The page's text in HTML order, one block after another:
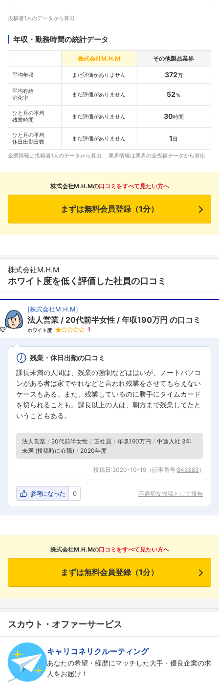
投稿者1人のデータから算出
年収・勤務時間の統計データ
株式会社M.H.M その他製品業界
平均年収 まだ評価がありません 372万
平均有給
消化率
まだ評価がありません 52 ％
ひと月の平均
残業時間
まだ評価がありません 30時間
ひと月の平均
休日出勤日数
まだ評価がありません 1日
企業情報は投稿者1人のデータから算出、 業界情報は業界の全投稿データから算出
株式会社M.H.Mの口コミをすべて見たい方へ
まずは無料会員登録（1分）
株式会社M.H.M
ホワイト度を低く評価した社員の口コミ
[株式会社M.H.M]
法人営業 20代前半女性 年収190万円 の口コミ
ホワイト度 1
残業・休日出勤の口コミ
課長未満の人間は、残業の強制などははいが、ノートパソコ
ンがある者は家でやれなどと言われ残業をさせてもらえない
ケースもある。また、残業しているのに勝手にタイムカード
を切られることも。課長以上の人は、朝方まで残業してたと
いうこともある。
法人営業 20代前半女性 正社員 年収190万円
中途入社 3年
未満 (投稿時に在職)
2020年度
投稿日:2020-10-19 （記事番号:846383 ）
参考になった 0 不適切な投稿として報告
株式会社M.H.Mの口コミをすべて見たい方へ
まずは無料会員登録（1分）
スカウト・オファーサービス
キャリコネリクルーティング
あなたの希望・経歴にマッチした大手・優良企業の求
人をお届け！